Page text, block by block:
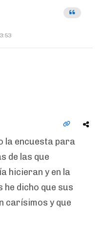
la encuesta para
de las que
hicieran y en la
he dicho que sus
carísimos y que